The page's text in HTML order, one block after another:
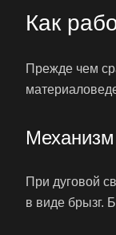
Как
Прежде чем
При дуговой
в виде брызг.